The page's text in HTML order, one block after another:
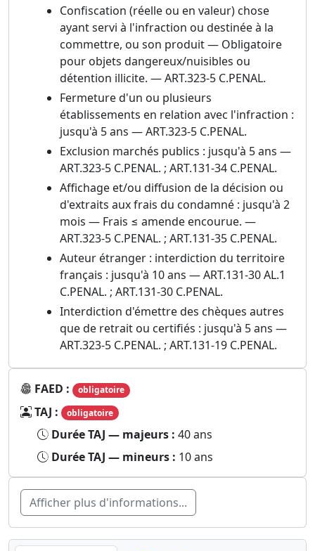
Confiscation (réelle ou en valeur) chose
ayant servi à l'infraction ou destinée à la
commettre, ou son produit — Obligatoire
pour objets dangereux/nuisibles ou
détention illicite. — ART.323-5 C.PENAL.
Fermeture d'un ou plusieurs
établissements en relation avec l'infraction :
jusqu'à 5 ans — ART.323-5 C.PENAL.
Exclusion marchés publics : jusqu'à 5 ans —
ART.323-5 C.PENAL. ; ART.131-34 C.PENAL.
Affichage et/ou diffusion de la décision ou
d'extraits aux frais du condamné : jusqu'à 2
mois — Frais ≤ amende encourue. —
ART.323-5 C.PENAL. ; ART.131-35 C.PENAL.
Auteur étranger : interdiction du territoire
français : jusqu'à 10 ans — ART.131-30 AL.1
C.PENAL. ; ART.131-30 C.PENAL.
Interdiction d'émettre des chèques autres
que de retrait ou certifiés : jusqu'à 5 ans —
ART.323-5 C.PENAL. ; ART.131-19 C.PENAL.
FAED : obligatoire
TAJ : obligatoire
Durée TAJ — majeurs : 40 ans
Durée TAJ — mineurs : 10 ans
Afficher plus d'informations...